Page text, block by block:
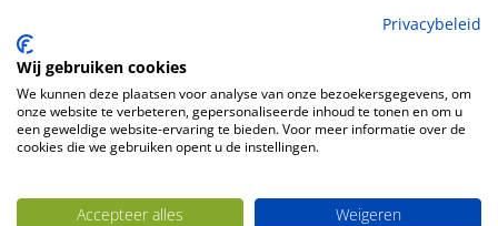
Kleur
blauw
Bloemsoort
Hortensia
Ook interessant
Privacybeleid
Wij gebruiken cookies
We kunnen deze plaatsen voor analyse van onze bezoekersgegevens, om
onze website te verbeteren, gepersonaliseerde inhoud te tonen en om u
een geweldige website-ervaring te bieden. Voor meer informatie over de
cookies die we gebruiken opent u de instellingen.
Accepteer alles
Weigeren